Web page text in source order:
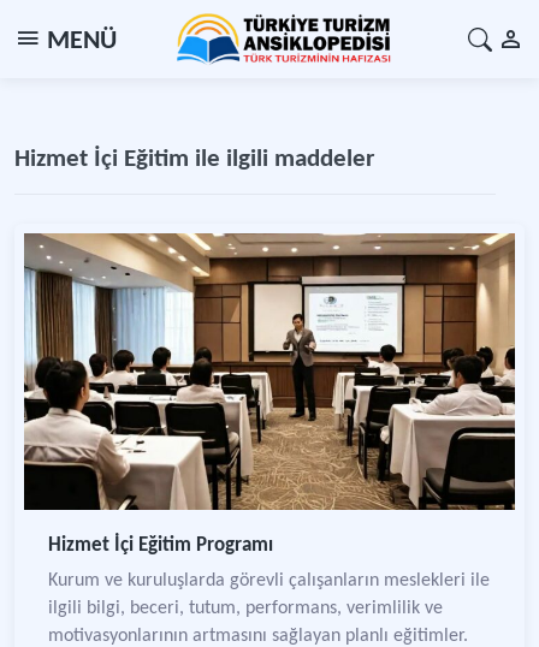
MENÜ
Hizmet İçi Eğitim ile ilgili maddeler
Hizmet İçi Eğitim Programı
Kurum ve kuruluşlarda görevli çalışanların meslekleri ile
ilgili bilgi, beceri, tutum, performans, verimlilik ve
motivasyonlarının artmasını sağlayan planlı eğitimler.